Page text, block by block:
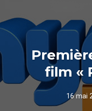
film «
16 mai